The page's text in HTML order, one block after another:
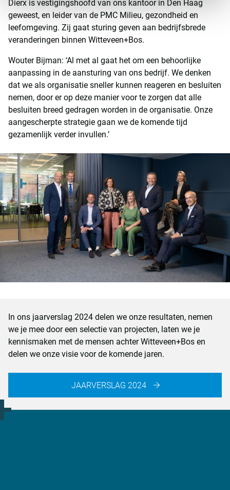
Dierx is vestigingshoofd van ons kantoor in Den Haag
geweest, en leider van de PMC Milieu, gezondheid en
leefomgeving. Zij gaat sturing geven aan bedrijfsbrede
veranderingen binnen Witteveen+Bos.
Wouter Bijman: ‘Al met al gaat het om een behoorlijke
aanpassing in de aansturing van ons bedrijf. We denken
dat we als organisatie sneller kunnen reageren en besluiten
nemen, door er op deze manier voor te zorgen dat alle
besluiten breed gedragen worden in de organisatie. Onze
aangescherpte strategie gaan we de komende tijd
gezamenlijk verder invullen.’
In ons jaarverslag 2024 delen we onze resultaten, nemen
we je mee door een selectie van projecten, laten we je
kennismaken met de mensen achter Witteveen+Bos en
delen we onze visie voor de komende jaren.
JAARVERSLAG 2024